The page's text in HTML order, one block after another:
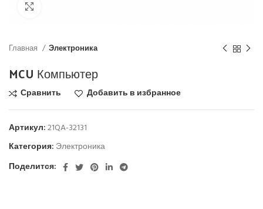
Главная Электроника
MCU Компьютер
Сравнить Добавить в избранное
Артикул:21QA-32131
Категория: Электроника
Поделится: